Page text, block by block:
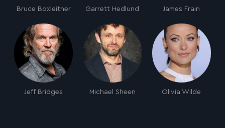
Bruce Boxleitner Garrett Hedlund James Frain
Jeff Bridges Michael Sheen Olivia Wilde